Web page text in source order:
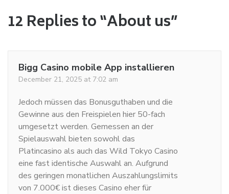
12 Replies to “About us”
Bigg Casino mobile App installieren
December 21, 2025 at 7:02 am
Jedoch müssen das Bonusguthaben und die
Gewinne aus den Freispielen hier 50-fach
umgesetzt werden. Gemessen an der
Spielauswahl bieten sowohl das
Platincasino als auch das Wild Tokyo Casino
eine fast identische Auswahl an. Aufgrund
des geringen monatlichen Auszahlungslimits
von 7.000€ ist dieses Casino eher für